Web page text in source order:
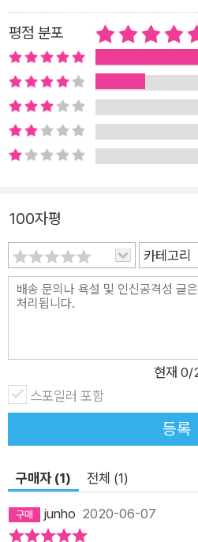
자 블로그인 닷넷 코리아(https://
책에서 다루지 못했거나 변경된 부분
동영상 강의와 온라인 실시간 강의(블
정입니다.
개념은 집중해서 학습하자. 다음으로 나아갈 수 있는 힘을 기르자
C#은 윈도, 웹, 클라우드, 모바일,
야에서 활용된다. 이때 필요한 건
제대로 아는지 여부일 것이다. 도해
고, 600개가 넘는 코드 조각과 예제
기를 탄탄하게 다질 수 있다. 최신 버전으로 배우자 C#은 마이크
로소프트에서 개발한 개체 지향 프
다 변화가 많았지만, 6.0 버전부터
되는 기능을 추가하는 방식으로 업
이라면 최신 버전으로 시작하자. [유튜브 동영상 강의 구독신청
URL] 연결링크> http://
평점 분포
100자평
카테고리
현재 0/
스포일러 포함
등록
구매자 (1) 전체 (1)
junho 2020-06-07